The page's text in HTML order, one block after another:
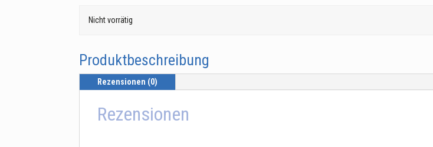
Nicht vorrätig
Produktbeschreibung
Rezensionen (0)
Rezensionen